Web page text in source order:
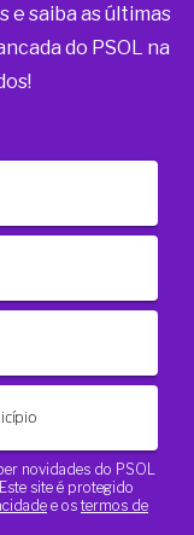
e saiba as últimas
do PSOL na
novidades do PSOL
site é protegido
e os termos de